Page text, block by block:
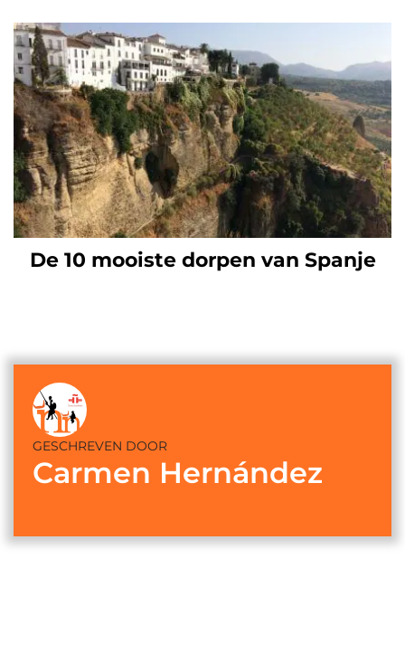
De 10 mooiste dorpen van Spanje
GESCHREVEN DOOR
Carmen Hernández